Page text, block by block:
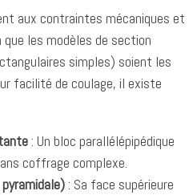
aux contraintes mécaniques et
que les modèles de section
simples) soient les
facilité de coulage, il existe
: Un bloc parallélépipédique
coffrage complexe.
: Sa face supérieure